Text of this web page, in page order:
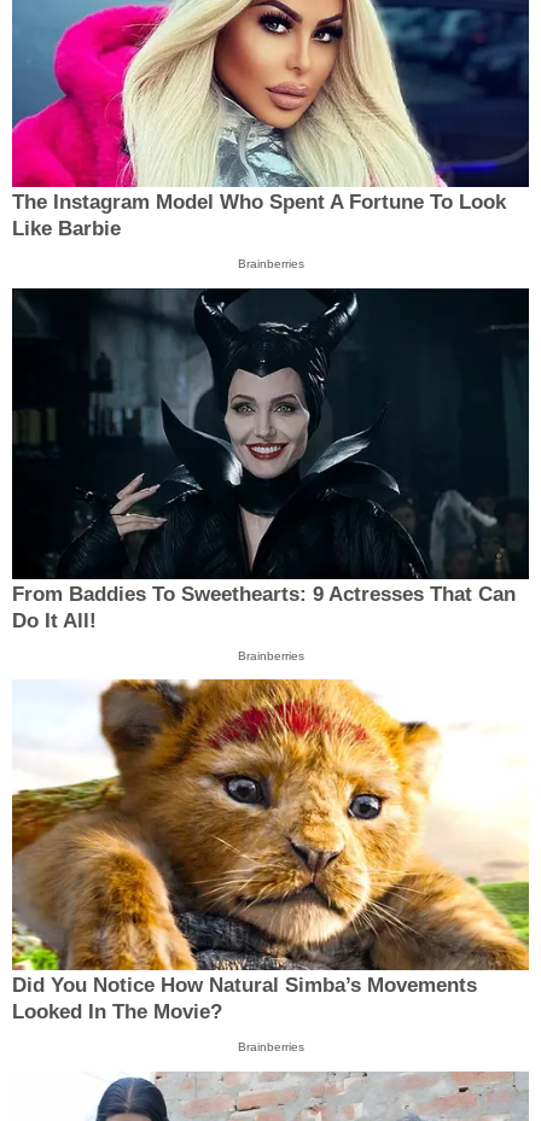
The Instagram Model Who Spent A Fortune To Look
Like Barbie
Brainberries
From Baddies To Sweethearts: 9 Actresses That Can
Do It All!
Brainberries
Did You Notice How Natural Simba’s Movements
Looked In The Movie?
Brainberries